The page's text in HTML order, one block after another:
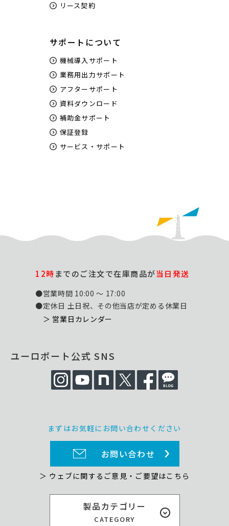
リース契約
サポートについて
機械導入サポート
業務用出力サポート
アフターサポート
資料ダウンロード
補助金サポート
保証登録
サービス・サポート
製品カテゴリー
CATEGORY
12時までのご注文で在庫商品が当日発送
●営業時間 10:00 ～ 17:00
●定休日 土日祝、その他当店が定める休業日
＞ 営業日カレンダー
ユーロポート公式 SNS
まずはお気軽にお問い合わせください
お問い合わせ
＞ ウェブに関するご意見・ご要望はこちら